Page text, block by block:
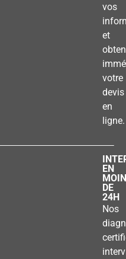
vos
et
votre
devis
en
ligne.
EN
DE
24H
Nos